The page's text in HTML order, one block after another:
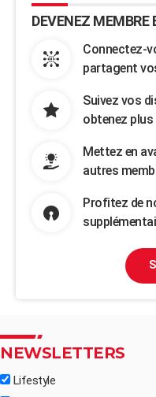
DEVENEZ MEMBRE
Connectez-
partagent
Suivez vos
obtenez plus
Mettez en
autres
Profitez de
NEWSLETTERS
Lifestyle